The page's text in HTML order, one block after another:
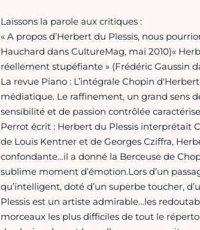
Laissons la parole aux critiques :
« A propos d’Herbert du Plessis, nous
Hauchard dans CultureMag, mai 2010)«
réellement stupéfiante » (Frédéric Gaussin
La revue Piano : L’intégrale Chopin
médiatique. Le raffinement, un grand sens
sensibilité et de passion contrôlée
Perrot écrit : Herbert du Plessis interprétait
de Louis Kentner et de Georges Cziffra,
confondante…il a donné la Berceuse de
sublime moment d’émotion.Lors d’un
qu’intelligent, doté d’un superbe toucher,
Plessis est un artiste admirable…les
morceaux les plus difficiles de tout le